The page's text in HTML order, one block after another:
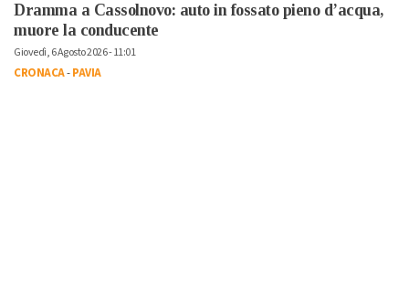
Dramma a Cassolnovo: auto in fossato pieno d’acqua,
muore la conducente
Giovedì, 6 Agosto 2026 - 11:01
CRONACA-PAVIA